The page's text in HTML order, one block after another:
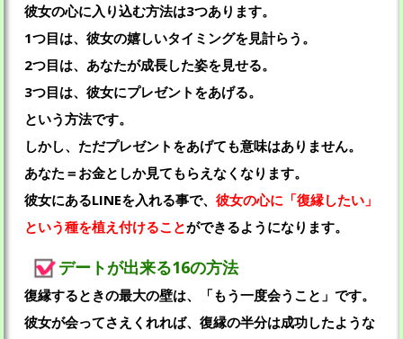
彼女の心に入り込む方法は3つあります。
1つ目は、彼女の嬉しいタイミングを見計らう。
2つ目は、あなたが成長した姿を見せる。
3つ目は、彼女にプレゼントをあげる。
という方法です。
しかし、ただプレゼントをあげても意味はありません。
あなた＝お金としか見てもらえなくなります。
彼女にあるLINEを入れる事で、彼女の心に「復縁したい」
という種を植え付けることができるようになります。
デートが出来る16の方法
復縁するときの最大の壁は、「もう一度会うこと」です。
彼女が会ってさえくれれば、復縁の半分は成功したような